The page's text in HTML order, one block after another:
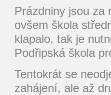
Prázdniny jsou za
ovšem škola
klapalo, tak je
Podřipská škola
Tentokrát se
zahájení, ale až